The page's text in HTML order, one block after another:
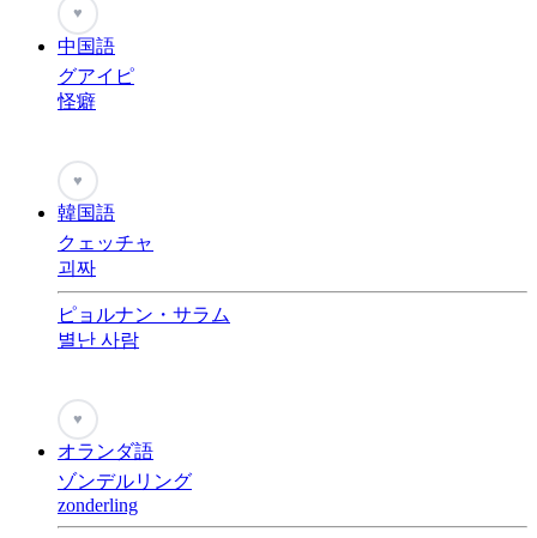
♥
中国語
グアイピ
怪癖
♥
韓国語
クェッチャ
괴짜
ピョルナン・サラム
별난 사람
♥
オランダ語
ゾンデルリング
zonderling